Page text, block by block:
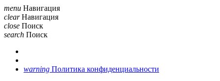
menu Навигация
clear Навигация
close Поиск
search Поиск
warning Политика конфиденциальности